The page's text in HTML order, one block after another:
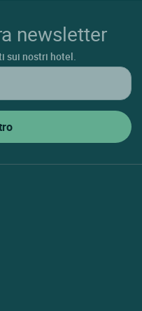
newsletter
sui nostri hotel.